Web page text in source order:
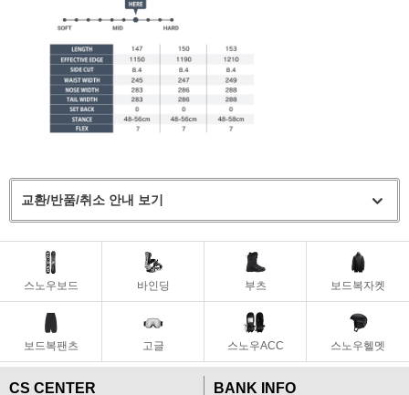
교환/반품/취소 안내 보기
스노우보드 바인딩 부츠 보드복자켓
보드복팬츠 고글 스노우ACC 스노우헬멧
CS CENTER BANK INFO